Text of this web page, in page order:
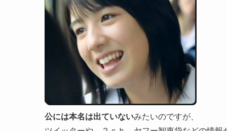
公には本名は出ていないみたいのですが、